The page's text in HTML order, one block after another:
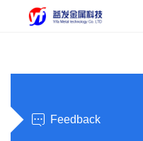
 Feedback